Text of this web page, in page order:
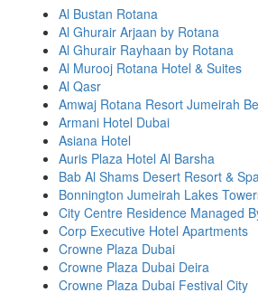
Al Bustan Rotana
Al Ghurair Arjaan by Rotana
Al Ghurair Rayhaan by Rotana
Al Murooj Rotana Hotel & Suites
Al Qasr
Amwaj Rotana Resort Jumeirah
Armani Hotel Dubai
Asiana Hotel
Auris Plaza Hotel Al Barsha
Bab Al Shams Desert Resort &
Bonnington Jumeirah Lakes
City Centre Residence Managed
Corp Executive Hotel Apartments
Crowne Plaza Dubai
Crowne Plaza Dubai Deira
Crowne Plaza Dubai Festival City